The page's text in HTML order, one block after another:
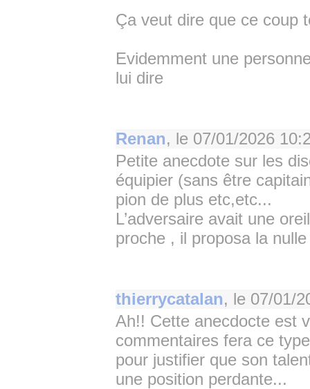
Ça veut dire que ce coup
Evidemment une
lui dire
Renan, le 07/01/2026
Petite anecdote sur les
équipier (sans être
pion de plus etc,etc...
L’adversaire avait une
proche , il proposa la
thierrycatalan, le 07/01/
Ah!! Cette anecdocte est
commentaires fera ce
pour justifier que son
une position perdante...